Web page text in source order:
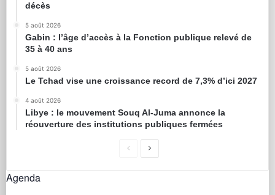
décès
5 août 2026
Gabin : l’âge d’accès à la Fonction publique relevé de
35 à 40 ans
5 août 2026
Le Tchad vise une croissance record de 7,3% d’ici 2027
4 août 2026
Libye : le mouvement Souq Al-Juma annonce la
réouverture des institutions publiques fermées
Agenda